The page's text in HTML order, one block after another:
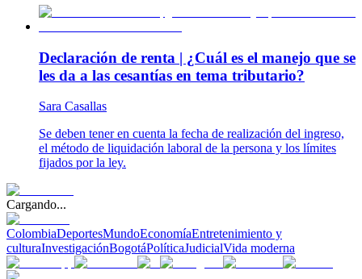
Declaración de renta | ¿Cuál es el manejo que se
les da a las cesantías en tema tributario?
Sara Casallas
Se deben tener en cuenta la fecha de realización del ingreso,
el método de liquidación laboral de la persona y los límites
fijados por la ley.
Cargando...
ColombiaDeportesMundoEconomíaEntretenimiento y
culturaInvestigaciónBogotáPolíticaJudicialVida moderna